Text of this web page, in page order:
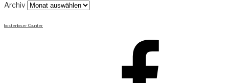
Archiv
kostenloser Counter